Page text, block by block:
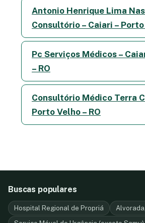
Antonio Henrique Lima
Consultório – Caiari – Porto
Pc Serviços Médicos –
– RO
Consultório Médico Terra
Porto Velho – RO
Buscas populares
Hospital Regional de Propriá